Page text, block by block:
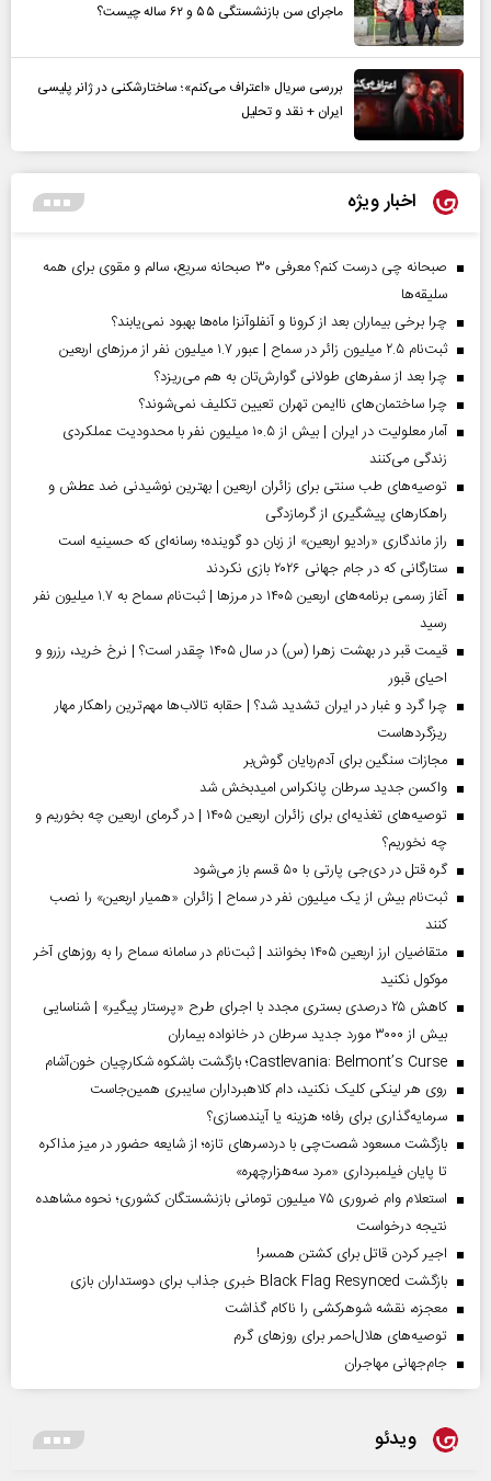
ماجرای سن بازنشستگی ۵۵ و ۶۲ ساله چیست؟
بررسی سریال «اعتراف می‌کنم»؛ ساختارشکنی در ژانر پلیسی
ایران + نقد و تحلیل
اخبار ویژه
صبحانه چی درست کنم؟ معرفی ۳۰ صبحانه سریع، سالم و مقوی برای همه
سلیقه‌ها
چرا برخی بیماران بعد از کرونا و آنفلوآنزا ماه‌ها بهبود نمی‌یابند؟
ثبت‌نام ۲.۵ میلیون زائر در سماح | عبور ۱.۷ میلیون نفر از مرز‌های اربعین
چرا بعد از سفرهای طولانی گوارش‌تان به هم می‌ریزد؟
چرا ساختمان‌های ناایمن تهران تعیین تکلیف نمی‌شوند؟
آمار معلولیت در ایران | بیش از ۱۰.۵ میلیون نفر با محدودیت عملکردی
زندگی می‌کنند
توصیه‌های طب سنتی برای زائران اربعین | بهترین نوشیدنی ضد عطش و
راهکارهای پیشگیری از گرمازدگی
راز ماندگاری «رادیو اربعین» از زبان دو گوینده؛ رسانه‌ای که حسینیه است
ستارگانی که در جام جهانی ۲۰۲۶ بازی نکردند
آغاز رسمی برنامه‌های اربعین ۱۴۰۵ در مرز‌ها | ثبت‌نام سماح به ۱.۷ میلیون نفر
رسید
قیمت قبر در بهشت زهرا (س) در سال ۱۴۰۵ چقدر است؟ | نرخ خرید، رزرو و
احیای قبور
چرا گرد و غبار در ایران تشدید شد؟ | حقابه تالاب‌ها مهم‌ترین راهکار مهار
ریزگردهاست
مجازات سنگین برای آدم‌ربایان گوش‌بر
واکسن جدید سرطان پانکراس امیدبخش شد
توصیه‌های تغذیه‌ای برای زائران اربعین ۱۴۰۵ | در گرمای اربعین چه بخوریم و
چه نخوریم؟
گره قتل در دی‌جی پارتی با ۵۰ قسم باز می‌شود
ثبت‌نام بیش از یک میلیون نفر در سماح | زائران «همیار اربعین» را نصب
کنند
متقاضیان ارز اربعین ۱۴۰۵ بخوانند | ثبت‌نام در سامانه سماح را به روز‌های آخر
موکول نکنید
کاهش ۲۵ درصدی بستری مجدد با اجرای طرح «پرستار پیگیر» | شناسایی
بیش از ۳۰۰۰ مورد جدید سرطان در خانواده بیماران
Castlevania: Belmont’s Curse؛ بازگشت باشکوه شکارچیان خون‌آشام
روی هر لینکی کلیک نکنید، دام کلاهبرداران سایبری همین‌جاست
سرمایه‌گذاری برای رفاه؛ هزینه یا آینده‌سازی؟
بازگشت مسعود شصت‌چی با دردسر‌های تازه؛ از شایعه حضور در میز مذاکره
تا پایان فیلمبرداری «مرد سه‌هزارچهره»
استعلام وام ضروری ۷۵ میلیون تومانی بازنشستگان کشوری؛ نحوه مشاهده
نتیجه درخواست
اجیر کردن قاتل برای کشتن همسر!
بازگشت Black Flag Resynced خبری جذاب برای دوستداران بازی
معجزه، نقشه شوهرکشی را ناکام گذاشت
توصیه‌های هلال‌احمر برای روز‌های گرم
جام‌جهانی مهاجران
ویدئو